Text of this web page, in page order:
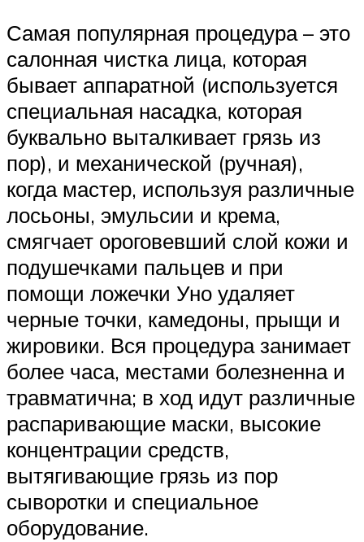
Самая популярная процедура – это
салонная чистка лица, которая
бывает аппаратной (используется
специальная насадка, которая
буквально выталкивает грязь из
пор), и механической (ручная),
когда мастер, используя различные
лосьоны, эмульсии и крема,
смягчает ороговевший слой кожи и
подушечками пальцев и при
помощи ложечки Уно удаляет
черные точки, камедоны, прыщи и
жировики. Вся процедура занимает
более часа, местами болезненна и
травматична; в ход идут различные
распаривающие маски, высокие
концентрации средств,
вытягивающие грязь из пор
сыворотки и специальное
оборудование.